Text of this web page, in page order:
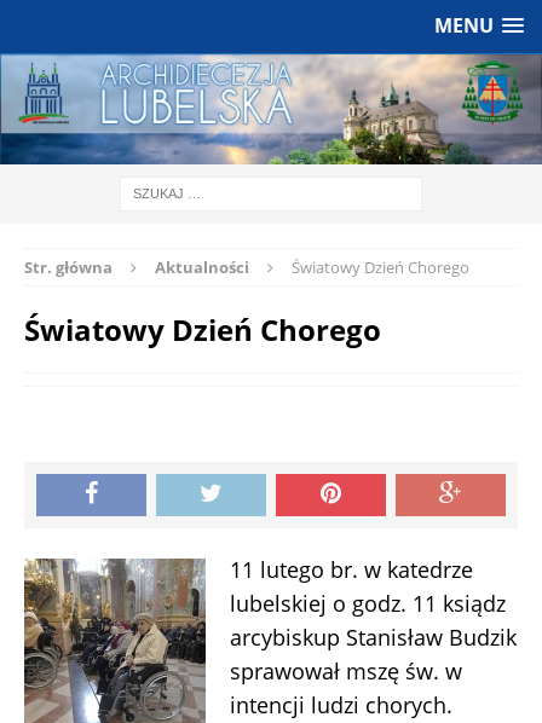
MENU
Str. główna Aktualności Światowy Dzień Chorego
Światowy Dzień Chorego
11 lutego br. w katedrze
lubelskiej o godz. 11 ksiądz
arcybiskup Stanisław Budzik
sprawował mszę św. w
intencji ludzi chorych.